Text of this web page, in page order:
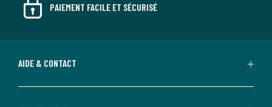
PAIEMENT FACILE ET SÉCURISÉ
AIDE & CONTACT